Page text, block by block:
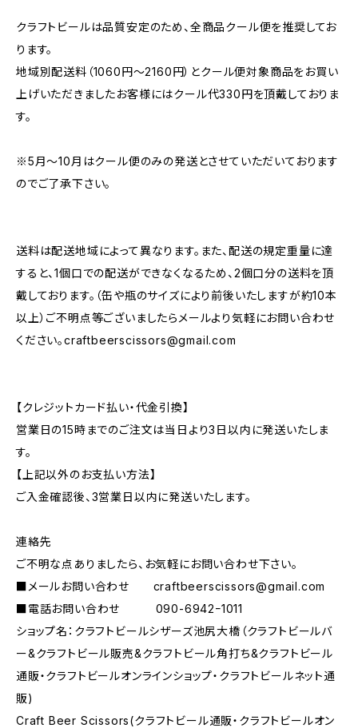
クラフトビールは品質安定のため、全商品クール便を推奨してお
ります。
地域別配送料（1060円～2160円）とクール便対象商品をお買い
上げいただきましたお客様にはクール代330円を頂戴しておりま
す。
※5月～10月はクール便のみの発送とさせていただいております
のでご了承下さい。
送料は配送地域によって異なります。また、配送の規定重量に達
すると、1個口での配送ができなくなるため、2個口分の送料を頂
戴しております。（缶や瓶のサイズにより前後いたしますが約10本
以上）ご不明点等ございましたらメールより気軽にお問い合わせ
ください。craftbeerscissors@gmail.com
【クレジットカード払い・代金引換】
営業日の15時までのご注文は当日より3日以内に発送いたしま
す。
【上記以外のお支払い方法】
ご入金確認後、3営業日以内に発送いたします。
連絡先
ご不明な点ありましたら、お気軽にお問い合わせ下さい。
■メールお問い合わせ craftbeerscissors@gmail.com
■電話お問い合わせ 090-6942ｰ1011
ショップ名：クラフトビールシザーズ池尻大橋（クラフトビールバ
ー&クラフトビール販売&クラフトビール角打ち&クラフトビール
通販・クラフトビールオンラインショップ・クラフトビールネット通
販)
Craft Beer Scissors(クラフトビール通販・クラフトビールオン